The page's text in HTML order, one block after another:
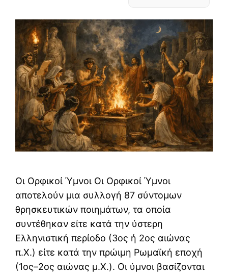
Οι Ορφικοί Ύμνοι Οι Ορφικοί Ύμνοι
αποτελούν μια συλλογή 87 σύντομων
θρησκευτικών ποιημάτων, τα οποία
συντέθηκαν είτε κατά την ύστερη
Ελληνιστική περίοδο (3ος ή 2ος αιώνας
π.Χ.) είτε κατά την πρώιμη Ρωμαϊκή εποχή
(1ος–2ος αιώνας μ.Χ.). Οι ύμνοι βασίζονται